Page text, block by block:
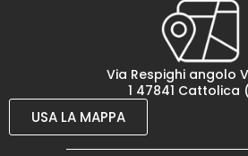
Via Respighi angolo
1 47841 Cattolica
USA LA MAPPA